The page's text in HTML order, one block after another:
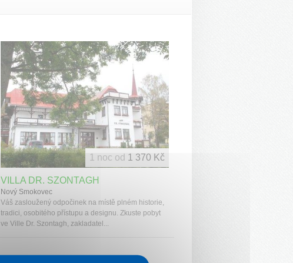
VILLA DR. SZONTAGH
Nový Smokovec
Váš zasloužený odpočinek na místě plném historie,
tradici, osobitého přístupu a designu. Zkuste pobyt
ve Ville Dr. Szontagh, zakladatel...
1 noc od 1 370 Kč